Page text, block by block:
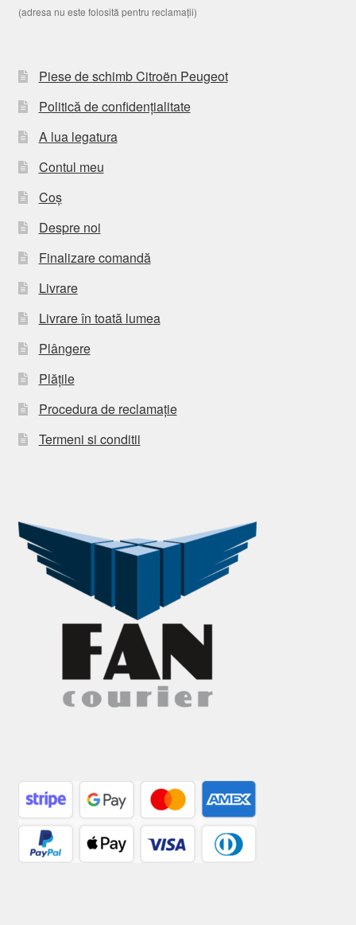
(adresa nu este folosită pentru reclamații)
Piese de schimb Citroën Peugeot
Politică de confidențialitate
A lua legatura
Contul meu
Coș
Despre noi
Finalizare comandă
Livrare
Livrare în toată lumea
Plângere
Plățile
Procedura de reclamație
Termeni si conditii